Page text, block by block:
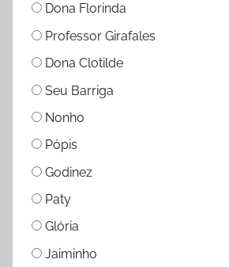
Dona Florinda
Professor Girafales
Dona Clotilde
Seu Barriga
Nonho
Pópis
Godinez
Paty
Glória
Jaiminho